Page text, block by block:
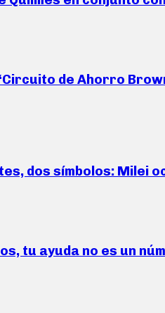
de Ahorro
dos símbolos: Milei
tu ayuda no es un